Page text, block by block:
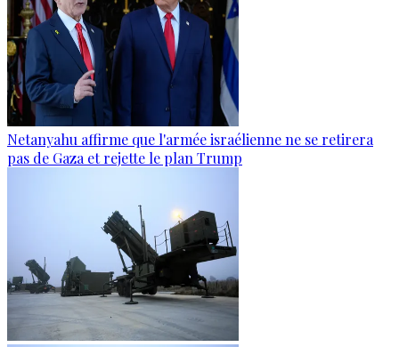
Netanyahu affirme que l'armée israélienne ne se retirera
pas de Gaza et rejette le plan Trump